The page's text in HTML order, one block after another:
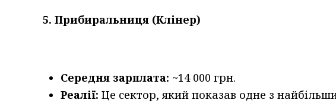
5. Прибиральниця (Клінер)
Середня зарплата: ~14 000 грн.
Реалії: Це сектор, який показав одне з